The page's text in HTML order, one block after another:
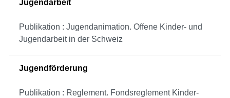
Jugendarbeit
Publikation : Jugendanimation. Offene Kinder- und
Jugendarbeit in der Schweiz
Jugendförderung
Publikation : Reglement. Fondsreglement Kinder-